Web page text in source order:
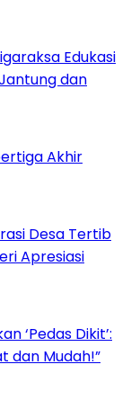
Edukasi
dan
Akhir
Desa Tertib
Apresiasi
‘Pedas Dikit’:
dan Mudah!”